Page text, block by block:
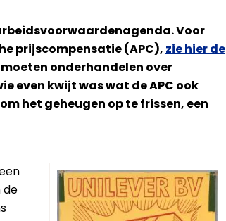
Voor
prijscompensatie (APC), zie hier de
moeten onderhandelen over
even kwijt was wat de APC ook
het geheugen op te frissen, een
de